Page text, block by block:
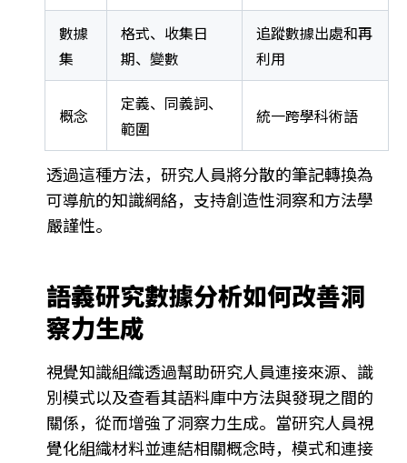
數據
集
格式、收集日
期、變數
追蹤數據出處和再
利用
概念
定義、同義詞、
範圍
統一跨學科術語
透過這種方法，研究人員將分散的筆記轉換為
可導航的知識網絡，支持創造性洞察和方法學
嚴謹性。
語義研究數據分析如何改善洞
察力生成
視覺知識組織透過幫助研究人員連接來源、識
別模式以及查看其語料庫中方法與發現之間的
關係，從而增強了洞察力生成。當研究人員視
覺化組織材料並連結相關概念時，模式和連接